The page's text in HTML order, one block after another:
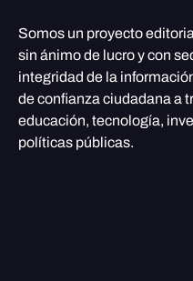
Somos un proyecto
sin ánimo de lucro y con
integridad de la
de confianza ciudadana a
educación, tecnología,
políticas públicas.